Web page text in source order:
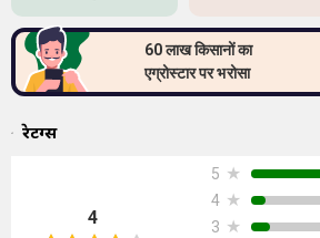
60 लाख किसानों का
एग्रोस्टार पर भरोसा
रेटिंग्स
4
5 ★
4 ★
3 ★